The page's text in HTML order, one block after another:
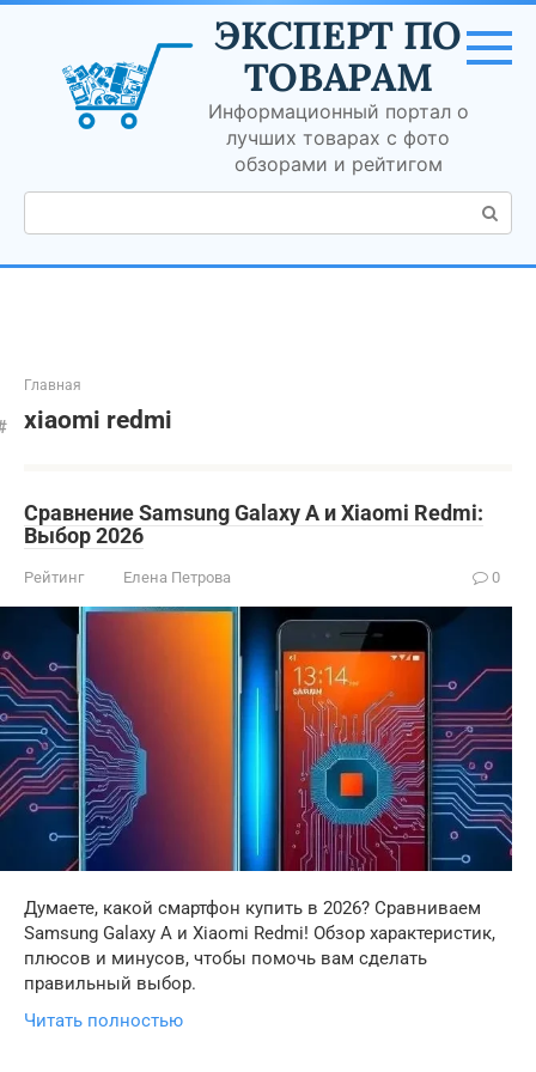
Перейти
контенту
ЭКСПЕРТ ПО
ТОВАРАМ
Информационный портал о
лучших товарах с фото
обзорами и рейтигом
Поиск:
Главная
xiaomi redmi
Сравнение Samsung Galaxy A и Xiaomi Redmi:
Выбор 2026
Рейтинг Елена Петрова 0
Думаете, какой смартфон купить в 2026? Сравниваем
Samsung Galaxy A и Xiaomi Redmi! Обзор характеристик,
плюсов и минусов, чтобы помочь вам сделать
правильный выбор.
Читать полностью